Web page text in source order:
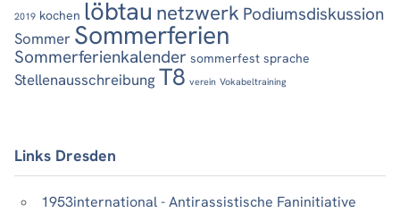
2019 kochen löbtau netzwerk Podiumsdiskussion
Sommer Sommerferien
Sommerferienkalender sommerfest sprache
Stellenausschreibung T8 verein Vokabeltraining
Links Dresden
1953international - Antirassistische Faninitiative